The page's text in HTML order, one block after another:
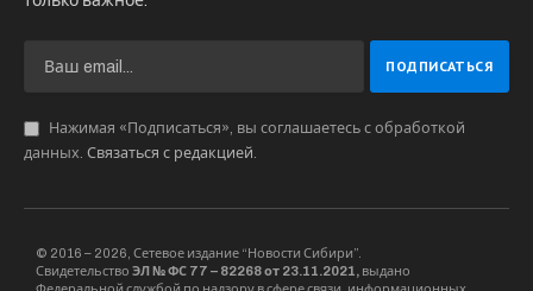
фильме режиссера Адама Маккея о падении
метеорита на Землю сыграли Леонардо
ДиКаприо и Дженнифер Лоуренс.
вошел в ТОП-10 самых просматриваемых.